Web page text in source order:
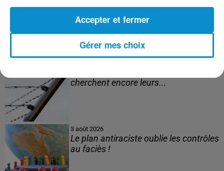
Le banc des Verts va changer de main
cherchent encore leurs...
3 août 2026
Le plan antiraciste oublie les contrôles
au faciès !
Gérer mes choix
Accepter et fermer